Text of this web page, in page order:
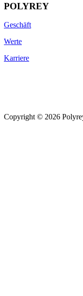
POLYREY
Geschäft
Werte
Karriere
Copyright © 2026